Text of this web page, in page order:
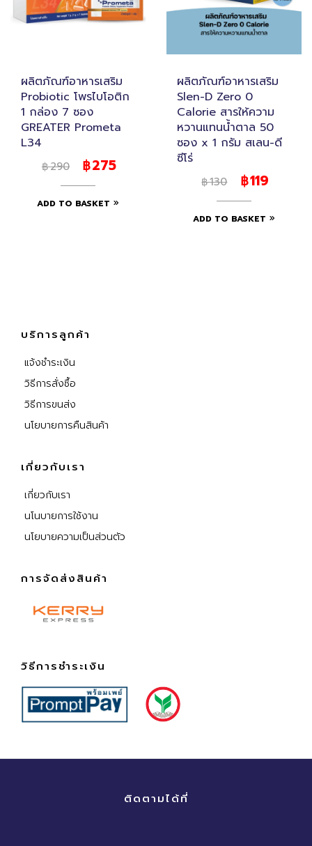
ผลิตภัณฑ์อาหารเสริม
Probiotic โพรไบโอติก
1 กล่อง 7 ซอง
GREATER Prometa
L34
฿290 ฿275
ADD TO BASKET
ผลิตภัณฑ์อาหารเสริม
Slen-D Zero 0
Calorie สารให้ความ
หวานแทนน้ำตาล 50
ซอง x 1 กรัม สเลน-ดี
ซีโร่
฿130 ฿119
ADD TO BASKET
บริการลูกค้า
แจ้งชำระเงิน
วิธีการสั่งซื้อ
วิธีการขนส่ง
นโยบายการคืนสินค้า
เกี่ยวกับเรา
เกี่ยวกับเรา
นโนบายการใช้งาน
นโยบายความเป็นส่วนตัว
การจัดส่งสินค้า
วิธีการชำระเงิน
ติดตามได้ที่